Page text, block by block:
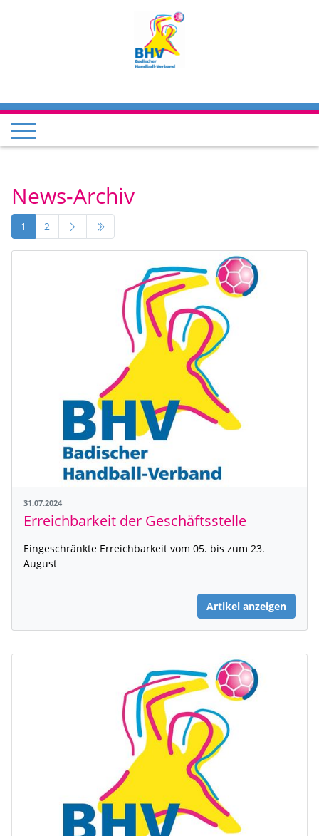
News-Archiv
1 2
31.07.2024
Erreichbarkeit der Geschäftsstelle
Eingeschränkte Erreichbarkeit vom 05. bis zum 23.
August
Artikel anzeigen